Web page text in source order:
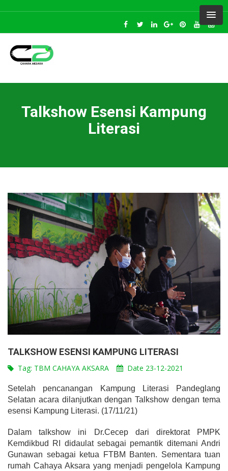
Talkshow Esensi Kampung
Literasi
TALKSHOW ESENSI KAMPUNG LITERASI
Tag: TBM CAHAYA AKSARA Date 23-12-2021
Setelah pencanangan Kampung Literasi Pandeglang
Selatan acara dilanjutkan dengan Talkshow dengan tema
esensi Kampung Literasi. (17/11/21)
Dalam talkshow ini Dr.Cecep dari direktorat PMPK
Kemdikbud RI didaulat sebagai pemantik ditemani Andri
Gunawan sebagai ketua FTBM Banten. Sementara tuan
rumah Cahaya Aksara yang menjadi pengelola Kampung